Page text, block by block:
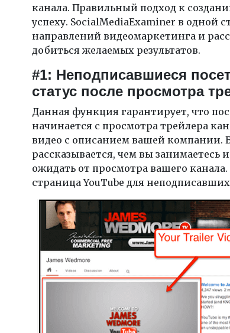
канала. Правильный подход к
успеху. SocialMediaExaminer в одной
направлений видеомаркетинга и
добиться желаемых результатов.
#1: Неподписавшиеся
статус после просмотра
Данная функция гарантирует, что
начинается с просмотра трейлера
видео с описанием вашей компании.
рассказывается, чем вы занимаетесь
ожидать от просмотра вашего
страница YouTube для